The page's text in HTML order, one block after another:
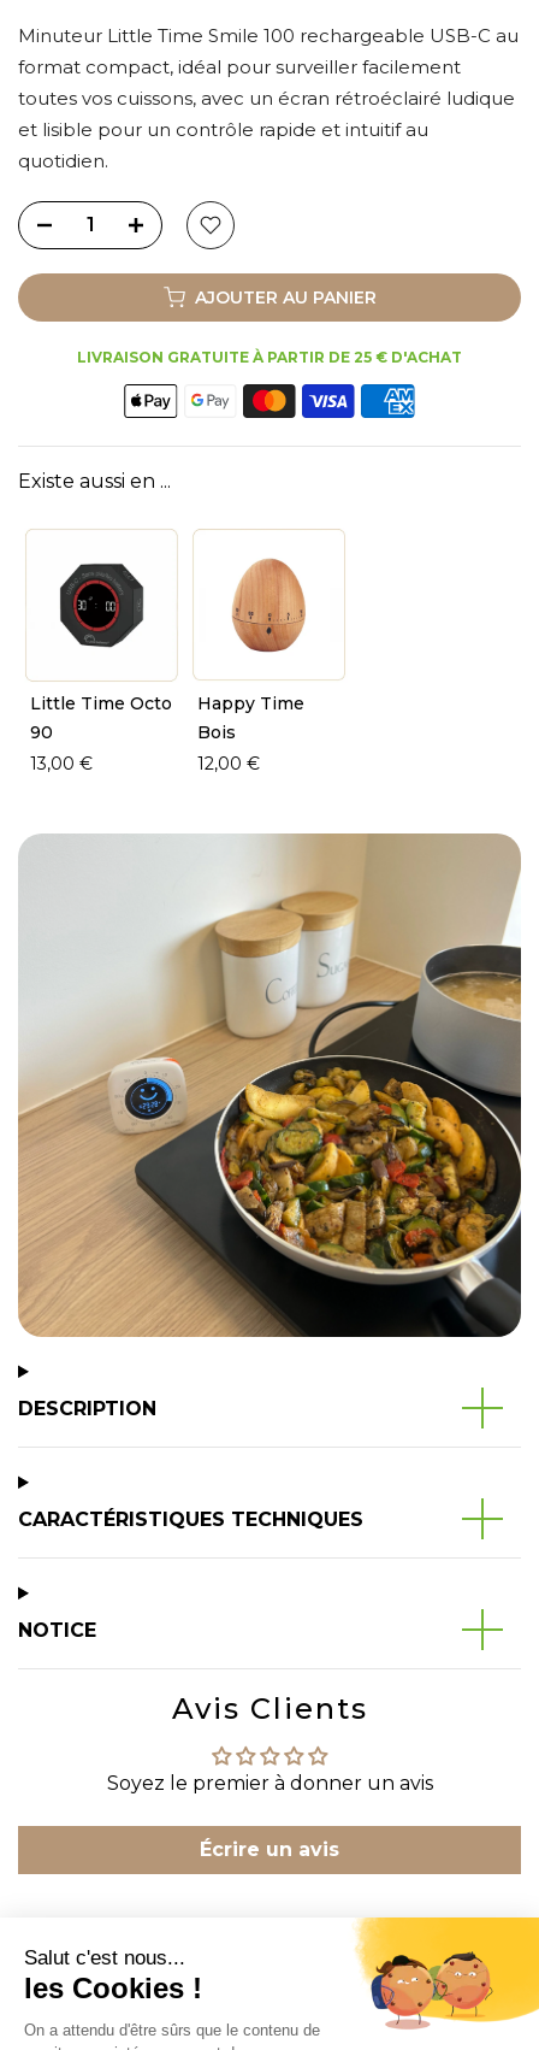
Minuteur Little Time Smile 100 rechargeable USB-C au
format compact, idéal pour surveiller facilement
toutes vos cuissons, avec un écran rétroéclairé ludique
et lisible pour un contrôle rapide et intuitif au
quotidien.
AJOUTER AU PANIER
LIVRAISON GRATUITE À PARTIR DE 25 € D'ACHAT
Existe aussi en ...
Little Time Octo
90
13,00 €
Happy Time
Bois
12,00 €
DESCRIPTION
CARACTÉRISTIQUES TECHNIQUES
NOTICE
Avis Clients
Soyez le premier à donner un avis
Écrire un avis
CONTACT